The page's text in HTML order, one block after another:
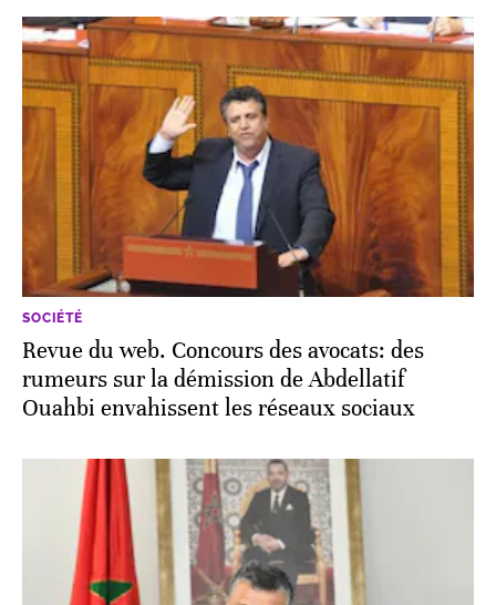
SOCIÉTÉ
Revue du web. Concours des avocats: des
rumeurs sur la démission de Abdellatif
Ouahbi envahissent les réseaux sociaux